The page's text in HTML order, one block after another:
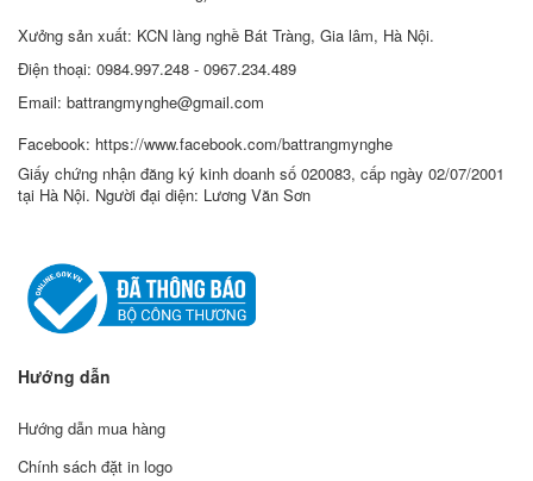
Xưởng sản xuất: KCN làng nghề Bát Tràng, Gia lâm, Hà Nội.
Điện thoại: 0984.997.248 - 0967.234.489
Email: battrangmynghe@gmail.com
Facebook: https://www.facebook.com/battrangmynghe
Giấy chứng nhận đăng ký kinh doanh số 020083, cấp ngày 02/07/2001
tại Hà Nội. Người đại diện: Lương Văn Sơn
Hướng dẫn
Hướng dẫn mua hàng
Chính sách đặt in logo